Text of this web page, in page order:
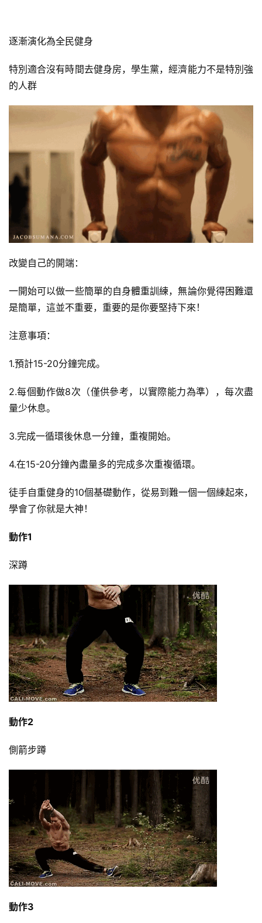
脂
劃
有
運
動
訓
心
逐漸演化為全民健身
特別適合沒有時間去健身房，學生黨，經濟能力不是特別強
的人群
改變自己的開端：
一開始可以做一些簡單的自身體重訓練，無論你覺得困難還
是簡單，這並不重要，重要的是你要堅持下來！
注意事項：
1.預計15-20分鐘完成。
2.每個動作做8次（僅供參考，以實際能力為準），每次盡
量少休息。
3.完成一循環後休息一分鐘，重複開始。
4.在15-20分鐘內盡量多的完成多次重複循環。
徒手自重健身的10個基礎動作，從易到難一個一個練起來，
學會了你就是大神！
動作1
深蹲
動作2
側箭步蹲
動作3